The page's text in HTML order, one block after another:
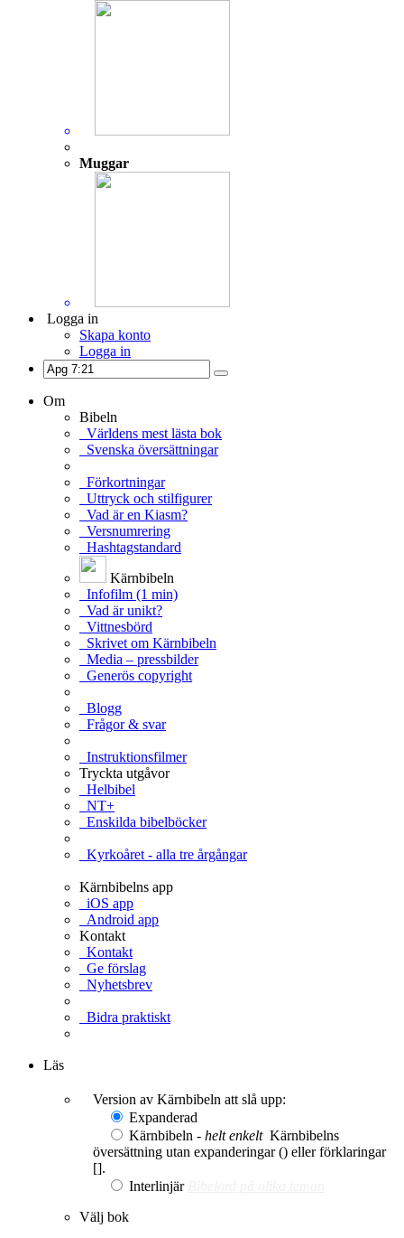
Muggar
Logga in
Skapa konto
Logga in
Om
Bibeln
Världens mest lästa bok
Svenska översättningar
Förkortningar
Uttryck och stilfigurer
Vad är en Kiasm?
Versnumrering
Hashtagstandard
Kärnbibeln
Infofilm (1 min)
Vad är unikt?
Vittnesbörd
Skrivet om Kärnbibeln
Media – pressbilder
Generös copyright
Blogg
Frågor & svar
Instruktionsfilmer
Tryckta utgåvor
Helbibel
NT+
Enskilda bibelböcker
Kyrkoåret - alla tre årgångar
Kärnbibelns app
iOS app
Android app
Kontakt
Kontakt
Ge förslag
Nyhetsbrev
Bidra praktiskt
Läs
Version av Kärnbibeln att slå upp:
Expanderad
Kärnbibeln - helt enkelt Kärnbibelns
översättning utan expanderingar () eller förklaringar
[].
Interlinjär
Välj bok